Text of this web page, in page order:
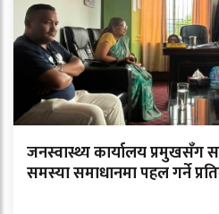
जनस्वास्थ्य कार्यालय प्रमुखसँग
समस्या समाधानमा पहल गर्ने